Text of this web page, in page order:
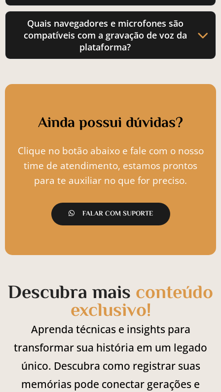
Quais navegadores e microfones são
compatíveis com a gravação de voz da
plataforma?
Ainda possui dúvidas?
Clique no botão abaixo e fale com o nosso
time de atendimento, estamos prontos
para te auxiliar no que for preciso.
FALAR COM SUPORTE
Descubra mais conteúdo
exclusivo!
Aprenda técnicas e insights para
transformar sua história em um legado
único. Descubra como registrar suas
memórias pode conectar gerações e